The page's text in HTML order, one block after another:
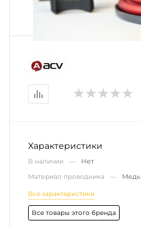
Характеристики
В наличии — Нет
Материал проводника — Медь
Все характеристики
Все товары этого бренда